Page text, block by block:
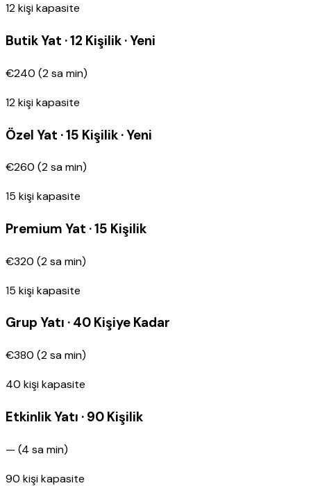
12kişi kapasite
Butik Yat · 12 Kişilik · Yeni
€240 (2sa min)
12kişi kapasite
Özel Yat · 15 Kişilik · Yeni
€260 (2sa min)
15 kişi kapasite
Premium Yat · 15 Kişilik
€320 (2sa min)
15 kişi kapasite
Grup Yatı · 40 Kişiye Kadar
€380 (2sa min)
40 kişi kapasite
Etkinlik Yatı · 90 Kişilik
— (4 sa min)
90 kişi kapasite